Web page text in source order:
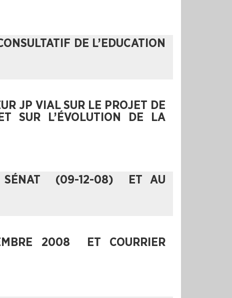
DE L’EDUCATION
JP VIAL SUR LE PROJET DE
SUR L’ÉVOLUTION DE LA
SÉNAT (09-12-08) ET AU
2008 ET COURRIER